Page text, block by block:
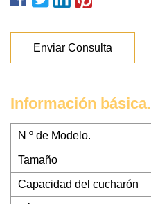
Enviar Consulta
Información básica.
N º de Modelo.
Tamaño
Capacidad del cucharón